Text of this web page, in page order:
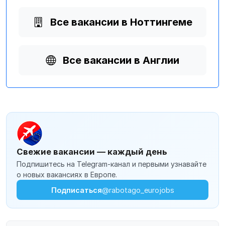
Все вакансии в Ноттингеме
Все вакансии в Англии
Свежие вакансии — каждый день
Подпишитесь на Telegram-канал и первыми узнавайте
о новых вакансиях в Европе.
Подписаться@rabotago_eurojobs